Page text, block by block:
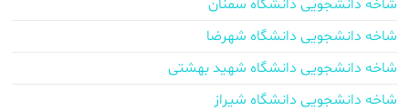
شاخه دانشجویی دانشگاه سمنان
شاخه دانشجویی دانشگاه شهرضا
شاخه دانشجویی دانشگاه شهید بهشتی
شاخه دانشجویی دانشگاه شیراز